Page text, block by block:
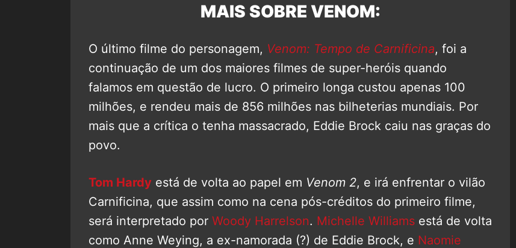
MAIS SOBRE VENOM:
O último filme do personagem, Venom: Tempo de Carnificina, foi a
continuação de um dos maiores filmes de super-heróis quando
falamos em questão de lucro. O primeiro longa custou apenas 100
milhões, e rendeu mais de 856 milhões nas bilheterias mundiais. Por
mais que a crítica o tenha massacrado, Eddie Brock caiu nas graças do
povo.
Tom Hardy está de volta ao papel em Venom 2, e irá enfrentar o vilão
Carnificina, que assim como na cena pós-créditos do primeiro filme,
será interpretado por Woody Harrelson. Michelle Williams está de volta
como Anne Weying, a ex-namorada (?) de Eddie Brock, e Naomie